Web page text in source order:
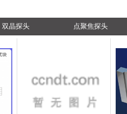
双晶探头 点聚焦探头